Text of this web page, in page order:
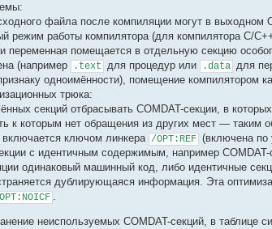
файла после компиляции могут в
режим работы компилятора (для компилятора С/
переменная помещается в отдельную секцию
(например
.text для процедур или .data для
одноимённости), помещение компилятором
трюка:
секций отбрасывать COMDAT-секции, в
к которым нет обращения из других мест —
ключом линкера /OPT:REF (включена
с идентичным содержимым, например
одинаковый машинный код, либо идентичные
дублирующаяся информация. Эта
.
неиспользуемых COMDAT-секций, в